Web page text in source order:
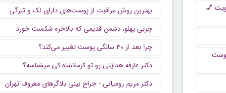
💅
بهترین روش مراقبت از پوست‌های دارای لک و تیرگی
چربی پهلو، دشمن قدیمی که بالاخره شکست خورد
چرا بعد از ۳۰ سالگی پوست تغییر می‌کند؟
دکتر عارفه هدایتی رو تو کرمانشاه کی میشناسه؟
دکتر مریم رومیانی - جراح بینی بلاگرهای معروف تهران